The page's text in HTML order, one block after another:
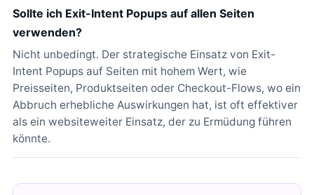
Sollte ich Exit-Intent Popups auf allen Seiten
verwenden?
Nicht unbedingt. Der strategische Einsatz von Exit-
Intent Popups auf Seiten mit hohem Wert, wie
Preisseiten, Produktseiten oder Checkout-Flows, wo ein
Abbruch erhebliche Auswirkungen hat, ist oft effektiver
als ein websiteweiter Einsatz, der zu Ermüdung führen
könnte.